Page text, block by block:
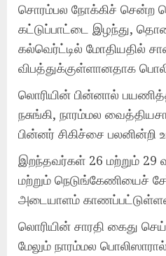
சொரம்பல நோக்கிச் சென்ற
கட்டுப்பாட்டை இழந்து,
கல்வெர்ட்டில் மோதியதில்
விபத்துக்குள்ளானதாக
லொரியின் பின்னால்
நசுங்கி, நாரம்மல
பின்னர் சிகிச்சை பலனின்றி
இறந்தவர்கள் 26 மற்றும் 29
மற்றும் நெடுங்கேணியைச்
அடையாளம்
லொரியின் சாரதி கைது
மேலும் நாரம்மல